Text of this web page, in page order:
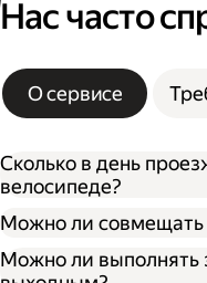
Нас часто
О сервисе
Сколько в день
велосипеде?
Можно ли совмещать
Можно ли выполнять